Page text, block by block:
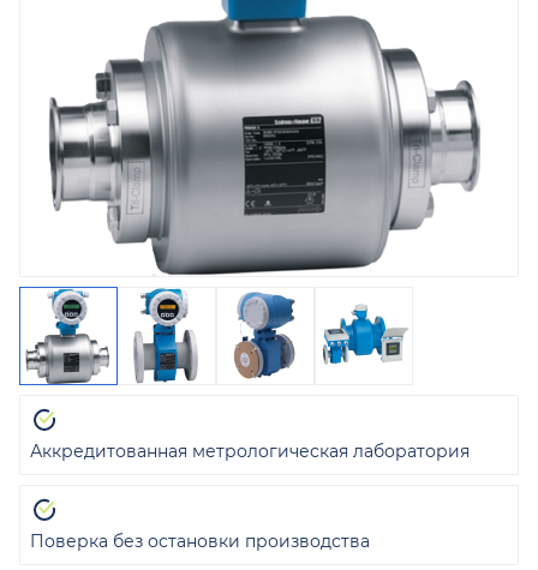
Аккредитованная метрологическая лаборатория
Поверка без остановки производства